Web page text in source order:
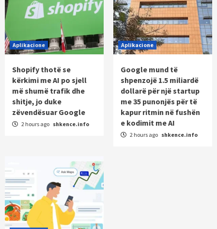
Aplikacione
Shopify thotë se
kërkimi me AI po sjell
më shumë trafik dhe
shitje, jo duke
zëvendësuar Google
2 hours ago shkence.info
Aplikacione
Google mund të
shpenzojë 1.5 miliardë
dollarë për një startup
me 35 punonjës për të
kapur ritmin në fushën
e kodimit me AI
2 hours ago shkence.info